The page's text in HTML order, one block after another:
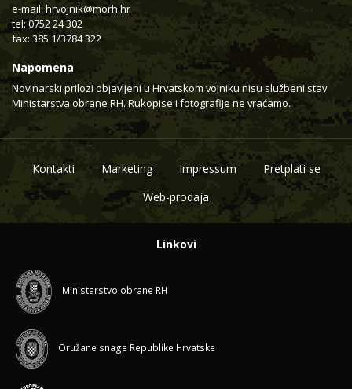
e-mail: hrvojnik@morh.hr
tel: 0752 24 302
fax: 385 1/3784 322
Napomena
Novinarski prilozi objavljeni u Hrvatskom vojniku nisu službeni stav
Ministarstva obrane RH. Rukopise i fotografije ne vraćamo.
Kontakti Marketing Impressum
Pretplati se
Web-prodaja
Linkovi
Ministarstvo obrane RH
Oružane snage Republike Hrvatske